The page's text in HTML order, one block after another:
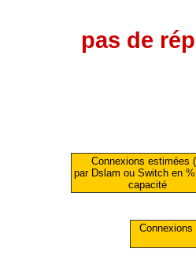
pas de
Connexions estimées
par Dslam ou Switch en
capacité